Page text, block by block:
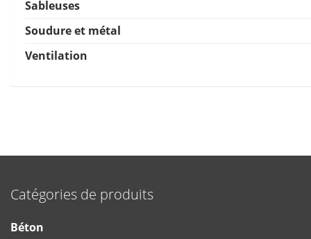
Sableuses
Soudure et métal
Ventilation
Catégories de produits
Béton